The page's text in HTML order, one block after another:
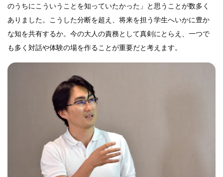
のうちにこういうことを知っていたかった」と思うことが数多く
ありました。こうした分断を超え、将来を担う学生へいかに豊か
な知を共有するか。今の大人の責務として真剣にとらえ、一つで
も多く対話や体験の場を作ることが重要だと考えます。